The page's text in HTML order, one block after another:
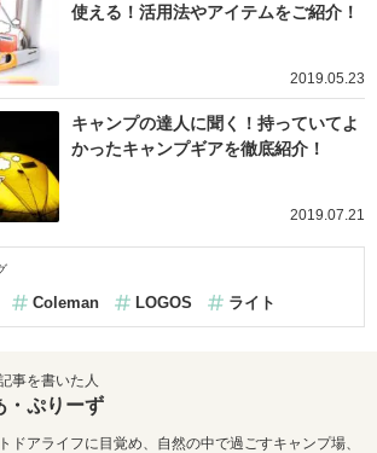
使える！活用法やアイテムをご紹介！
2019.05.23
キャンプの達人に聞く！持っていてよ
かったキャンプギアを徹底紹介！
2019.07.21
Coleman LOGOS ライト
事を書いた人
・ぷりーず
ドアライフに目覚め、自然の中で過ごすキャンプ場、